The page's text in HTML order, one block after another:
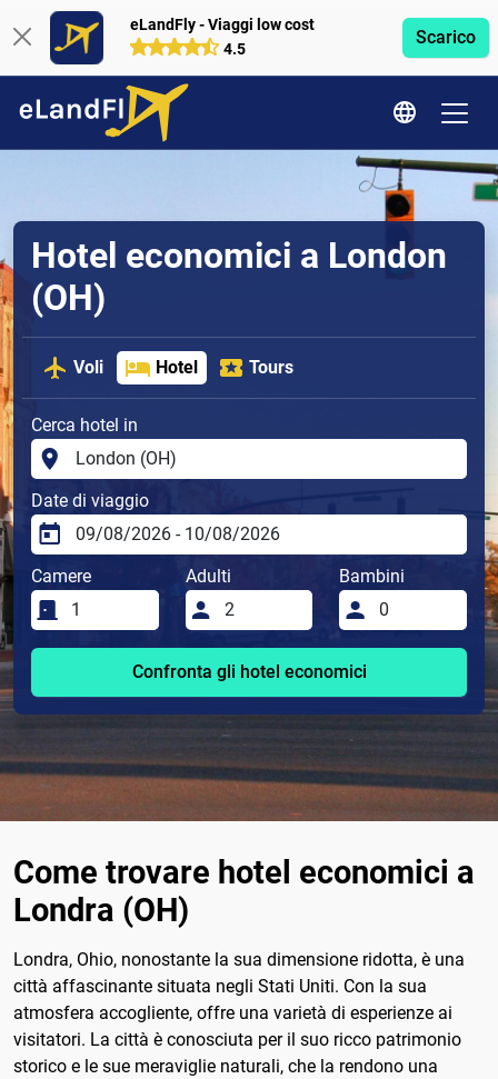
eLandFly - Viaggi low cost
4.5
Scarico
Hotel economici a London
(OH)
Voli Hotel Tours
Cerca hotel in
Date di viaggio
Camere Adulti Bambini
Confronta gli hotel economici
Come trovare hotel economici a
Londra (OH)
Londra, Ohio, nonostante la sua dimensione ridotta, è una
città affascinante situata negli Stati Uniti. Con la sua
atmosfera accogliente, offre una varietà di esperienze ai
visitatori. La città è conosciuta per il suo ricco patrimonio
storico e le sue meraviglie naturali, che la rendono una